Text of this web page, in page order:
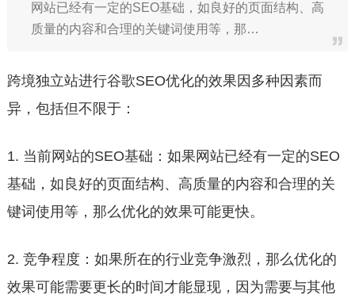
网站已经有一定的SEO基础，如良好的页面结构、高
质量的内容和合理的关键词使用等，那…
跨境独立站进行谷歌SEO优化的效果因多种因素而
异，包括但不限于：
1. 当前网站的SEO基础：如果网站已经有一定的SEO
基础，如良好的页面结构、高质量的内容和合理的关
键词使用等，那么优化的效果可能更快。
2. 竞争程度：如果所在的行业竞争激烈，那么优化的
效果可能需要更长的时间才能显现，因为需要与其他